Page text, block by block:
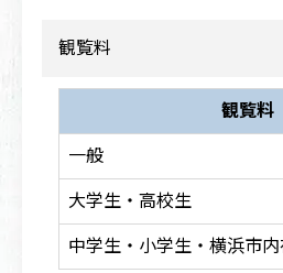
観覧料
観覧料
一般
大学生・高校生
中学生・小学生・横浜市